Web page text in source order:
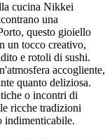
cucina Nikkei
una
questo gioiello
un tocco creativo,
e rotoli di sushi.
accogliente,
quanto deliziosa.
o incontri di
ricche tradizioni
indimenticabile.